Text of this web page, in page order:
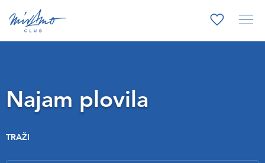
Najam plovila
TRAŽI